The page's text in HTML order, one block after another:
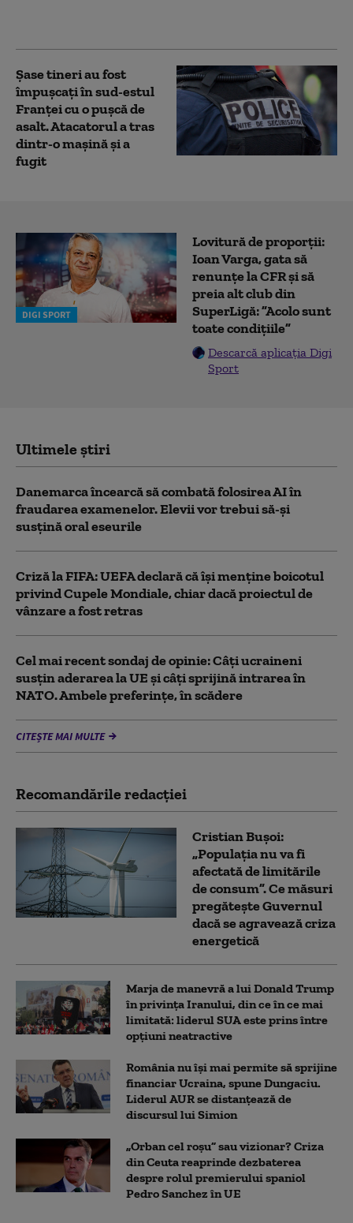
Şase tineri au fost
împuşcați în sud-estul
Franţei cu o pușcă de
asalt. Atacatorul a tras
dintr-o maşină și a
fugit
DIGI SPORT
Lovitură de proporții:
Ioan Varga, gata să
renunțe la CFR și să
preia alt club din
SuperLigă: ”Acolo sunt
toate condițiile”
Descarcă aplicația Digi
Sport
Ultimele știri
Danemarca încearcă să combată folosirea AI în
fraudarea examenelor. Elevii vor trebui să-şi
susţină oral eseurile
Criză la FIFA: UEFA declară că îşi menţine boicotul
privind Cupele Mondiale, chiar dacă proiectul de
vânzare a fost retras
Cel mai recent sondaj de opinie: Câți ucraineni
susțin aderarea la UE și câți sprijină intrarea în
NATO. Ambele preferințe, în scădere
CITEȘTE MAI MULTE
Recomandările redacţiei
Cristian Bușoi:
„Populația nu va fi
afectată de limitările
de consum”. Ce măsuri
pregătește Guvernul
dacă se agravează criza
energetică
Marja de manevră a lui Donald Trump
în privința Iranului, din ce în ce mai
limitată: liderul SUA este prins între
opțiuni neatractive
România nu își mai permite să sprijine
financiar Ucraina, spune Dungaciu.
Liderul AUR se distanțează de
discursul lui Simion
„Orban cel roșu” sau vizionar? Criza
din Ceuta reaprinde dezbaterea
despre rolul premierului spaniol
Pedro Sanchez în UE